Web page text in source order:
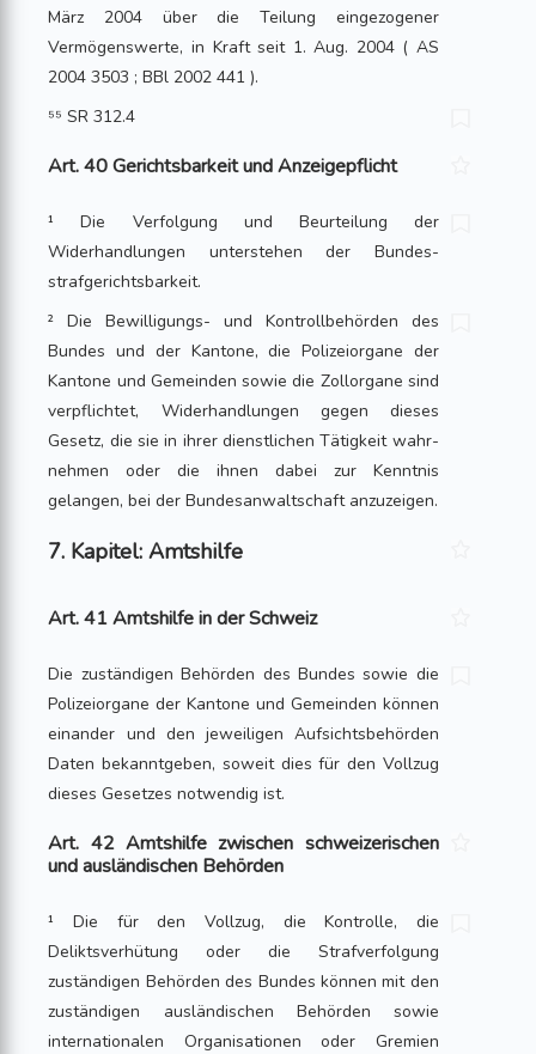
März 2004 über die Teilung einge­zogener
Vermögenswerte, in Kraft seit 1. Aug. 2004 ( AS
2004 3503 ; BBl 2002 441 ).
⁵⁵ SR 312.4
Art. 40 Gerichtsbarkeit und Anzeigepflicht
¹ Die Verfolgung und Beurteilung der
Widerhandlungen unterstehen der Bundes­
strafgerichtsbarkeit.
² Die Bewilligungs- und Kontrollbehörden des
Bundes und der Kantone, die Poli­zeiorgane der
Kantone und Gemeinden sowie die Zollorgane sind
verpflichtet, Widerhandlungen gegen dieses
Gesetz, die sie in ihrer dienstlichen Tätigkeit wahr­
neh­men oder die ihnen dabei zur Kenntnis
gelangen, bei der Bundesanwaltschaft anzu­zeigen.
7. Kapitel: Amtshilfe
Art. 41 Amtshilfe in der Schweiz
Die zuständigen Behörden des Bundes sowie die
Polizeiorgane der Kantone und Gemeinden können
einander und den jeweiligen Aufsichtsbehörden
Daten bekannt­geben, soweit dies für den Vollzug
dieses Gesetzes notwendig ist.
Art. 42 Amtshilfe zwischen schweizerischen
und ausländischen Behörden
¹ Die für den Vollzug, die Kontrolle, die
Deliktsverhütung oder die Strafverfolgung
zuständigen Behörden des Bundes können mit den
zuständigen ausländischen Be­hörden sowie
internationalen Organisationen oder Gremien